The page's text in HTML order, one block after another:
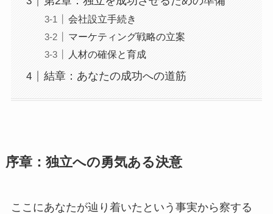
会社設立手続き
マーケティング戦略の立案
人材の確保と育成
結章：あなたの成功への道筋
序章：独立への勇気ある決意
ここにあなたが辿り着いたという事実から察する